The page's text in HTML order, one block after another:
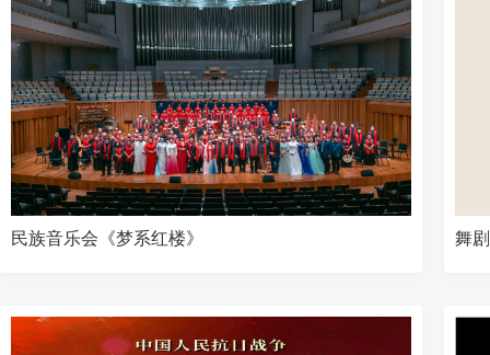
民族音乐会《梦系红楼》 舞